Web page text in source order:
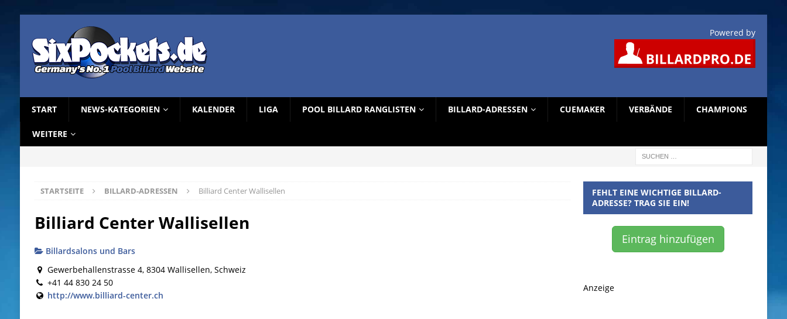
Powered by
START NEWS-KATEGORIEN KALENDER LIGA POOL BILLARD RANGLISTEN BILLARD-ADRESSEN CUEMAKER VERBÄNDE CHAMPIONS
WEITERE
STARTSEITE BILLARD-ADRESSEN Billiard Center Wallisellen
Billiard Center Wallisellen
Billardsalons und Bars
Gewerbehallenstrasse 4, 8304 Wallisellen, Schweiz
+41 44 830 24 50
http://www.billiard-center.ch
FEHLT EINE WICHTIGE BILLARD-
ADRESSE? TRAG SIE EIN!
Eintrag hinzufügen
Anzeige